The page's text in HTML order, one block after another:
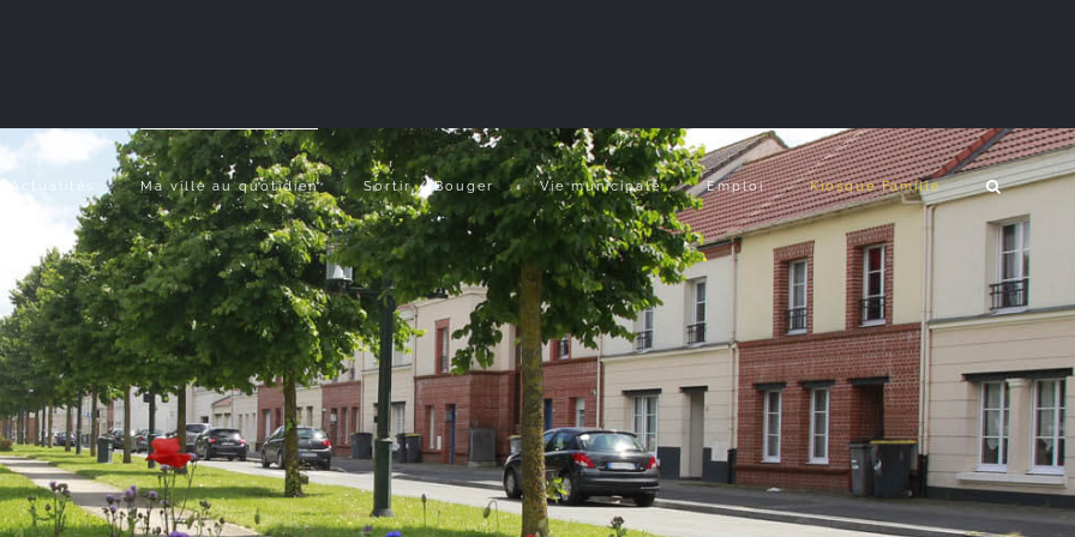
Actualités Ma ville au quotidien Sortir / Bouger Vie municipale Emploi Kiosque Famille